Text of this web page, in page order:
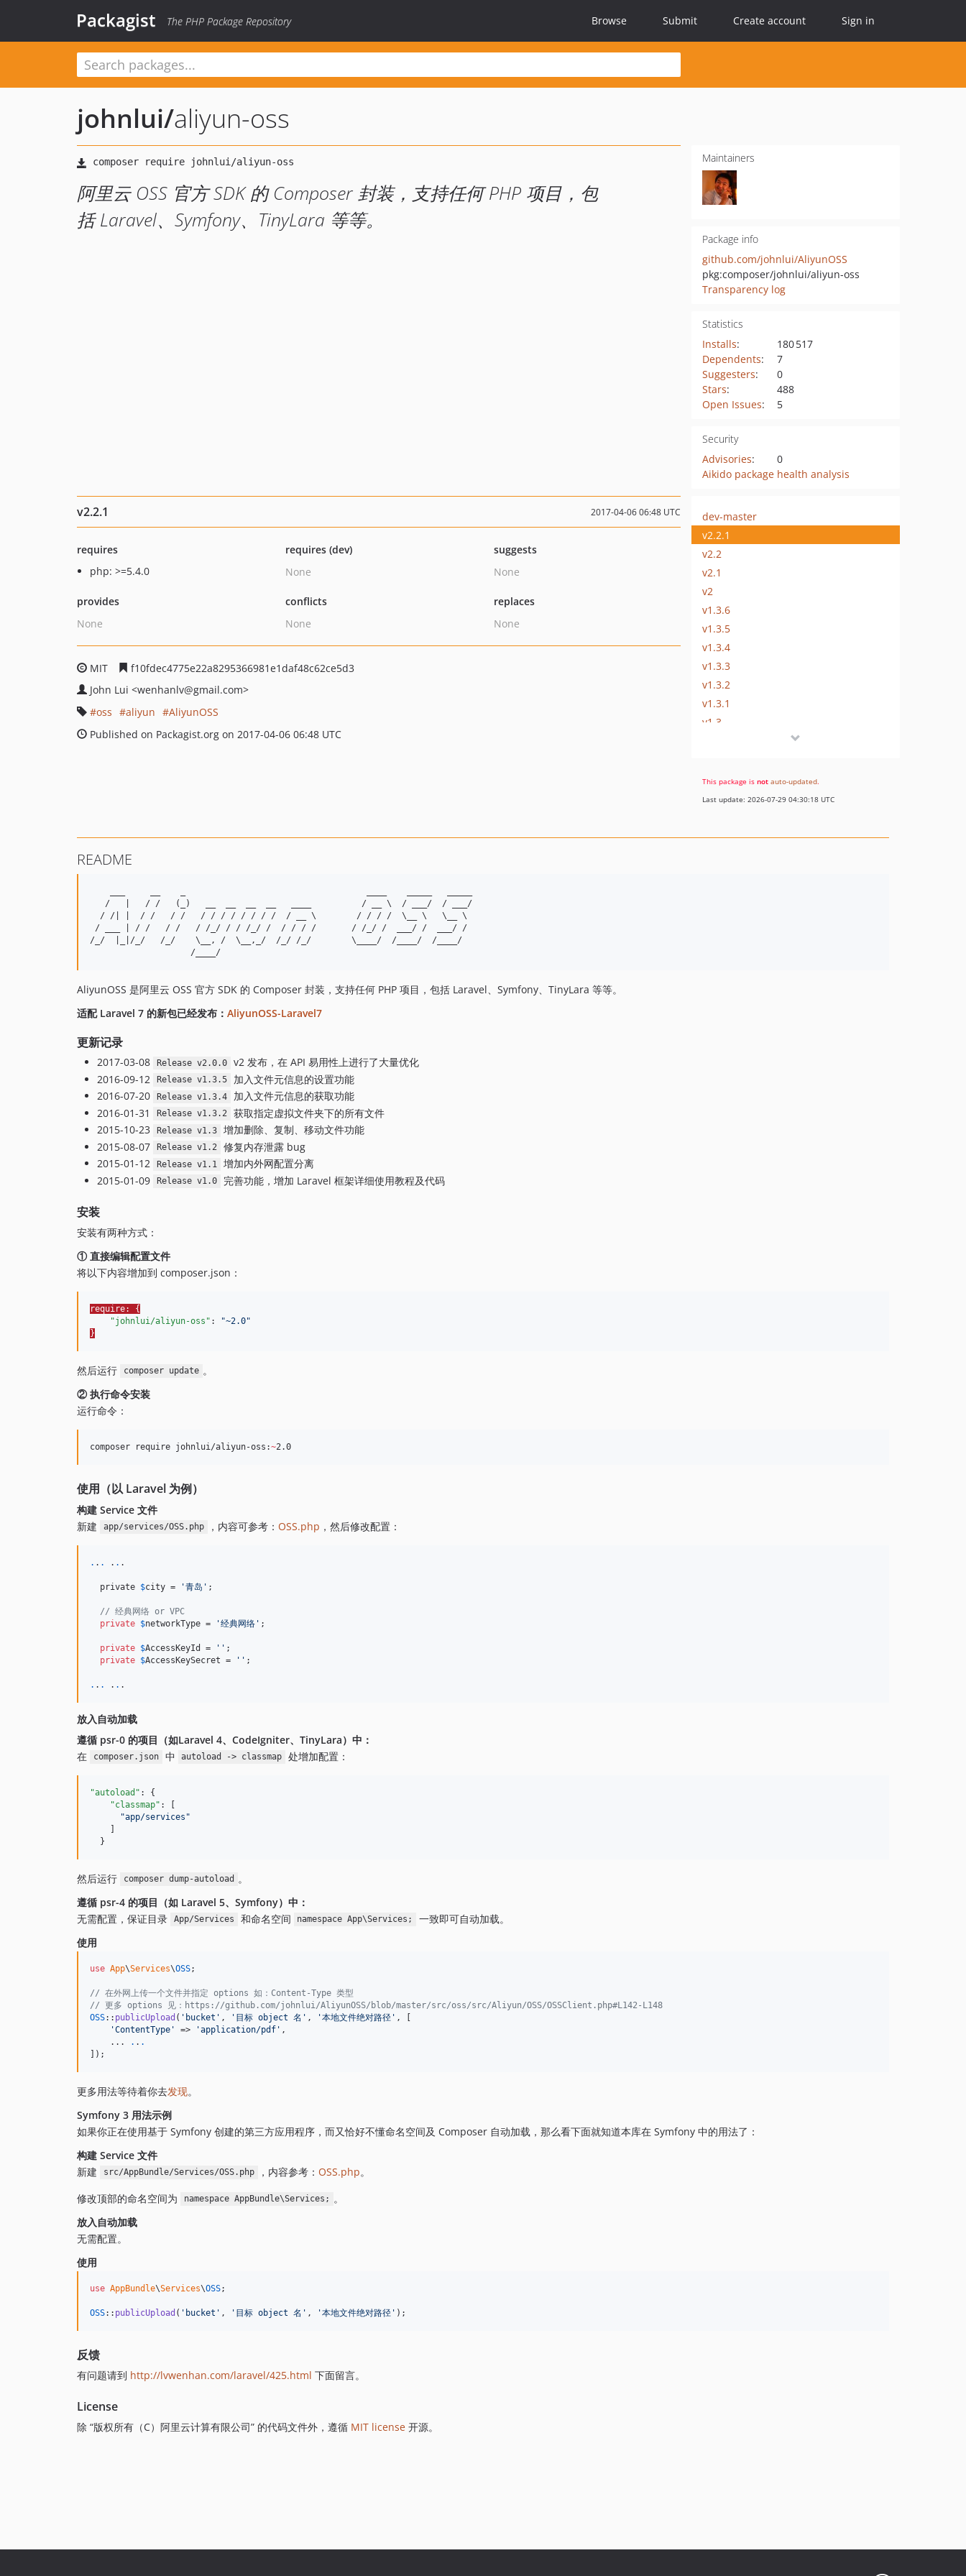
Packagist The PHP Package Repository Browse Submit Create account Sign in
johnlui/aliyun-oss
阿里云 OSS 官方 SDK 的 Composer 封装，支持任何 PHP 项目，包
括 Laravel、Symfony、TinyLara 等等。
Maintainers
Package info
github.com/johnlui/AliyunOSS
pkg:composer/johnlui/aliyun-oss
Transparency log
Statistics
Installs:
180 517
Dependents:
7
Suggesters:
0
Stars:
488
Open Issues: 5
Security
Advisories:
0
Aikido package health analysis
v2.2.1 2017-04-06 06:48 UTC
requires
php: >=5.4.0
requires (dev)
None
suggests
None
provides
None
conflicts
None
replaces
None
MIT
f10fdec4775e22a8295366981e1daf48c62ce5d3
John Lui <wenhanlv@gmail.com>
oss
aliyun
AliyunOSS
Published on Packagist.org on 2017-04-06 06:48 UTC
dev-master
v2.2.1
v2.2
v2.1
v2
v1.3.6
v1.3.5
v1.3.4
v1.3.3
v1.3.2
v1.3.1
v1.3
v1.0
This package is not auto-updated.
Last update: 2026-07-29 04:30:18 UTC
README
   /   |   / /   (_)   __  __  __  __   ____          / __ \  / ___/  / ___/
  / /| |  / /   / /   / / / / / / / /  / __ \        / / / /  \__ \   \__ \
/ ___ | / /   / /   / /_/ / / /_/ /  / / / /       / /_/ /  ___/ /  ___/ /
/_/  |_|/_/   /_/    \__, /  \__,_/  /_/ /_/        \____/  /____/  /____/
AliyunOSS 是阿里云 OSS 官方 SDK 的 Composer 封装，支持任何 PHP 项目，包括 Laravel、Symfony、TinyLara 等等。
适配 Laravel 7 的新包已经发布： AliyunOSS-Laravel7
更新记录
2017-03-08 Release v2.0.0
v2 发布，在 API 易用性上进行了大量优化
2016-09-12
Release v1.3.5
加入文件元信息的设置功能
2016-07-20
Release v1.3.4
加入文件元信息的获取功能
2016-01-31
Release v1.3.2
获取指定虚拟文件夹下的所有文件
2015-10-23
Release v1.3
增加删除、复制、移动文件功能
2015-08-07
Release v1.2
修复内存泄露 bug
2015-01-12
Release v1.1
增加内外网配置分离
2015-01-09
Release v1.0 完善功能，增加 Laravel 框架详细使用教程及代码
安装
安装有两种方式：
① 直接编辑配置文件
将以下内容增加到 composer.json：
require: {
"johnlui/aliyun-oss" : "~2.0"
}
然后运行 composer update 。
② 执行命令安装
运行命令：
composer require johnlui/aliyun-oss:~2.0
使用（以 Laravel 为例）
构建 Service 文件
新建
app/services/OSS.php ，内容可参考： OSS.php ，然后修改配置：
. . . . . .
  private
$city = '青岛 ' ;
// 经典网络 or VPC
private $networkType = '经典网络 ' ;
private $AccessKeyId = '' ;
private $AccessKeySecret = '' ;
. . . . . .
放入自动加载
遵循 psr-0 的项目（如Laravel 4、CodeIgniter、TinyLara）中：
在
composer.json 中 autoload -> classmap 处增加配置：
"autoload" : {
"classmap" : [
"app/services "
    ]
  }
然后运行 composer dump-autoload
。
遵循 psr-4 的项目（如 Laravel 5、Symfony）中：
无需配置，保证目录
App/Services 和命名空间 namespace App\Services;
一致即可自动加载。
使用
use App\Services\OSS;
// 在外网上传一个文件并指定 options 如：Content-Type 类型
// 更多 options 见：https://github.com/johnlui/AliyunOSS/blob/master/src/oss/src/Aliyun/OSS/OSSClient.php#L142-L148
OSS:: publicUpload ( ' bucket ' , ' 目标 object 名 ' , '本地文件绝对路径 ' , [
'ContentType ' => 'application/pdf ' ,
    ...
. . .
]);
更多用法等待着你去发现。
Symfony 3 用法示例
如果你正在使用基于 Symfony 创建的第三方应用程序，而又恰好不懂命名空间及 Composer 自动加载，那么看下面就知道本库在 Symfony 中的用法了：
构建 Service 文件
新建
src/AppBundle/Services/OSS.php ，内容参考： OSS.php。
修改顶部的命名空间为
namespace AppBundle\Services;
。
放入自动加载
无需配置。
使用
use AppBundle\Services\OSS;
OSS:: publicUpload ( ' bucket ' , ' 目标 object 名 ' , '本地文件绝对路径 ' );
反馈
有问题请到 http://lvwenhan.com/laravel/425.html 下面留言。
License
除 “版权所有（C）阿里云计算有限公司” 的代码文件外，遵循 MIT license 开源。